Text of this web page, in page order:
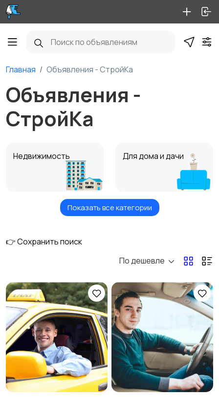
Главная Объявления - СтройКа
Объявления -
СтройКа
Недвижимость Для дома и дачи
Стройматериалы
Отделочные
лестницы
Водоснабжение,
отопление,
вентиляция
Услуги
Транспорт Вакансии
Показать все категории
👉 Сохранить поиск
По дешевле